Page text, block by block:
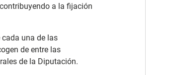
a la fijación
una de las
de entre las
de la Diputación.